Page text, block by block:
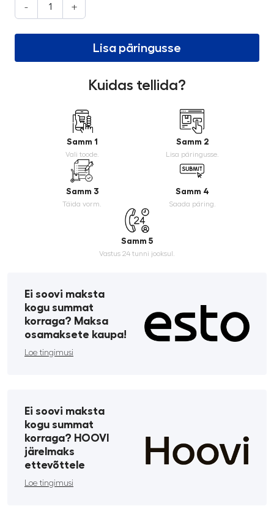
- +
Lisa päringusse
Kuidas tellida?
Samm 1
Vali toode.
Samm 2
Lisa päringusse.
Samm 3
Täida vorm.
Samm 4
Saada päring.
Samm 5
Vastus 24 tunni jooksul.
Ei soovi maksta
kogu summat
korraga? Maksa
osamaksete kaupa!
Loe tingimusi
Ei soovi maksta
kogu summat
korraga? HOOVI
järelmaks
ettevõttele
Loe tingimusi